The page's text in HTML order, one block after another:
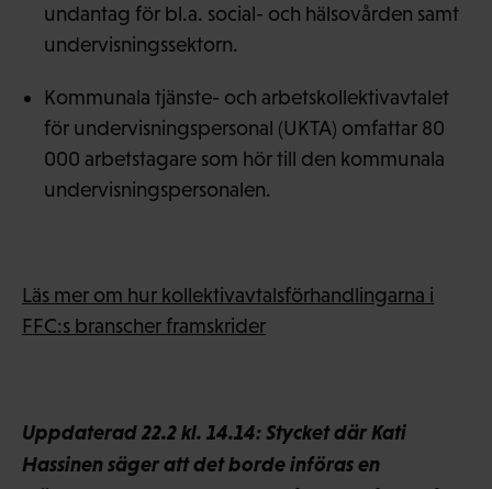
undantag för bl.a. social- och hälsovården samt
undervisningssektorn.
Kommunala tjänste- och arbetskollektivavtalet
för undervisningspersonal (UKTA) omfattar 80
000 arbetstagare som hör till den kommunala
undervisningspersonalen.
Läs mer om hur kollektivavtalsförhandlingarna i
FFC:s branscher framskrider
Uppdaterad 22.2 kl. 14.14: Stycket där Kati
Hassinen säger att det borde införas en